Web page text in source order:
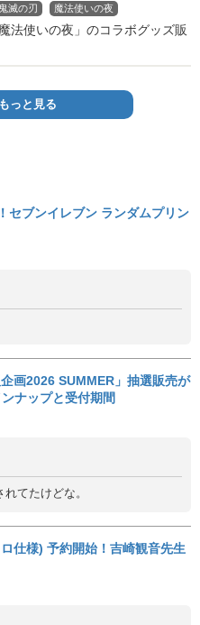
鬼滅の刃 魔法使いの夜
法使いの夜」のコラボグッズ販
っと見る
セブンイレブン ランダムプリン
画2026 SUMMER」抽選販売が
ナップと受付期間
てたけどな。
仕様) 予約開始！吉崎観音先生